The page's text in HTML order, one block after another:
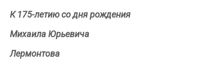
К 175-летию со дня рождения
Михаила Юрьевича
Лермонтова